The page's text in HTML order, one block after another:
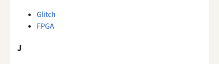
Glitch
FPGA
J